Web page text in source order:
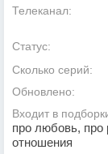
Телеканал:
Статус:
Сколько серий:
Обновлено:
Входит в
про любовь, про
отношения